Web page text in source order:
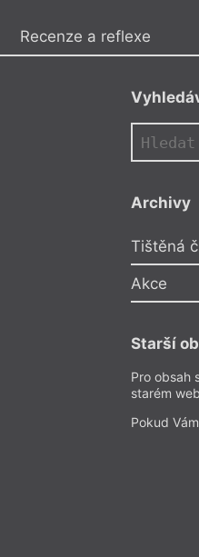
Recenze a reflexe
6. 1935
Archivy
Tištěná
Akce
Starší
Pro obsah
starém
Pokud